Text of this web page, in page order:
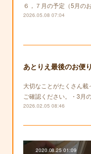
６，７月の予定（5月の
2026.05.08 07:04
あとりえ最後のお便り
大切なことがたくさん載
ご確認ください。・3月
2026.02.05 08:46
2020.08.25 01:09